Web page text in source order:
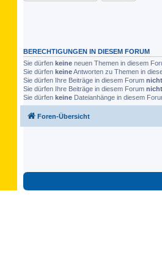
BERECHTIGUNGEN IN DIESEM FORUM
Sie dürfen keine neuen Themen in diesem
Sie dürfen keineAntworten zu Themen in
Sie dürfen Ihre Beiträge in diesem Forum nicht
Sie dürfen Ihre Beiträge in diesem Forum nicht
Sie dürfen keine Dateianhänge in diesem
Foren-Übersicht